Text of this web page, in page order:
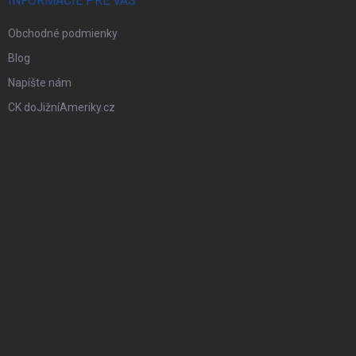
Obchodné podmienky
Blog
Napíšte nám
CK doJižníAmeriky.cz